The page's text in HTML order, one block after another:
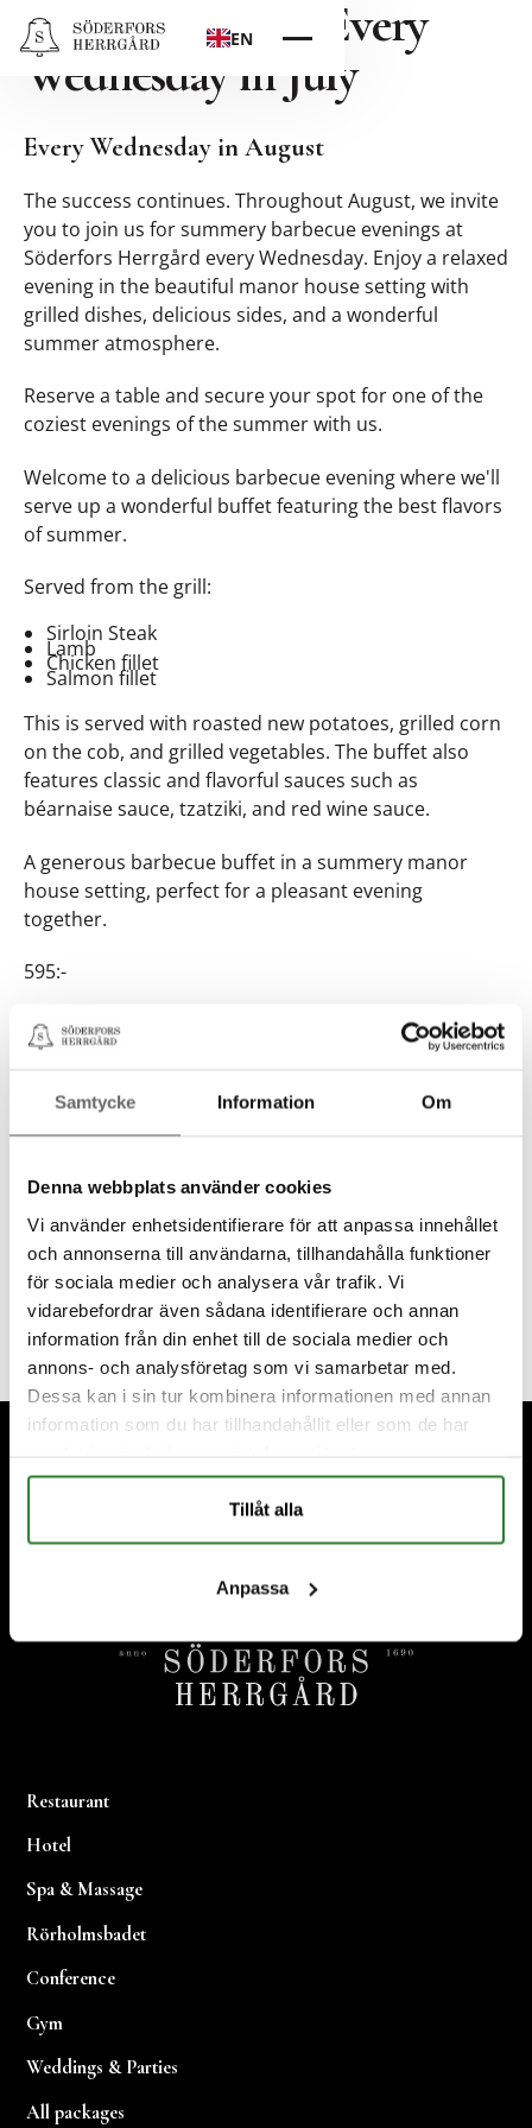
Samtycke Information Om
Denna webbplats använder cookies
Vi använder enhetsidentifierare för att anpassa innehållet
och annonserna till användarna, tillhandahålla funktioner
för sociala medier och analysera vår trafik. Vi
vidarebefordrar även sådana identifierare och annan
information från din enhet till de sociala medier och
annons- och analysföretag som vi samarbetar med.
Dessa kan i sin tur kombinera informationen med annan
information som du har tillhandahållit eller som de har
Tillåt alla
Anpassa
EN
Barbecue Night Every
Wednesday in July
Every Wednesday in August
The success continues. Throughout August, we invite
you to join us for summery barbecue evenings at
Söderfors Herrgård every Wednesday. Enjoy a relaxed
evening in the beautiful manor house setting with
grilled dishes, delicious sides, and a wonderful
summer atmosphere.
Reserve a table and secure your spot for one of the
coziest evenings of the summer with us.
Welcome to a delicious barbecue evening where we'll
serve up a wonderful buffet featuring the best flavors
of summer.
Served from the grill:
Sirloin Steak
Lamb
Chicken fillet
Salmon fillet
This is served with roasted new potatoes, grilled corn
on the cob, and grilled vegetables. The buffet also
features classic and flavorful sauces such as
béarnaise sauce, tzatziki, and red wine sauce.
A generous barbecue buffet in a summery manor
house setting, perfect for a pleasant evening
together.
595:-
Book a table
Book a table
Footer
Restaurant
Hotel
Spa & Massage
Rörholmsbadet
Conference
Gym
Weddings & Parties
All packages